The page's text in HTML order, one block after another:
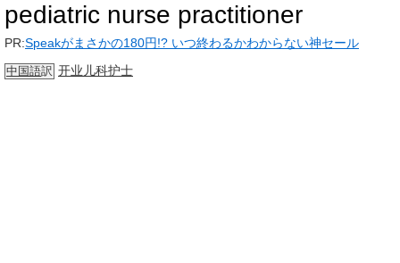
pediatric nurse practitioner
PR:Speakがまさかの180円!? いつ終わるかわからない神セール
中国語訳 开业 儿科护士